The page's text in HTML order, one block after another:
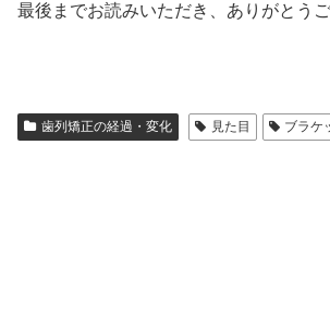
最後までお読みいただき、ありがとうご
歯列矯正の経過・変化 見た目 ブラケ